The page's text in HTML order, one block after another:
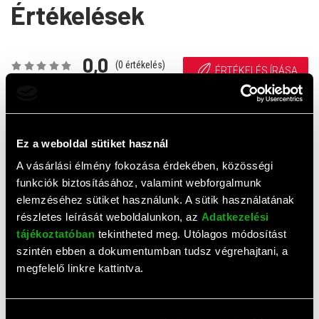
Ez a weboldal sütiket használ
A vásárlási élmény fokozása érdekében, közösségi
funkciók biztosításához, valamint webforgalmunk
elemzéséhez sütiket használunk. A sütik használatának
részletes leírását weboldalunkon, az Adatkezelési
tájékoztatóban tekintheted meg. Utólagos módosítást
szintén ebben a dokumentumban tudsz végrehajtani, a
megfelelő linkre kattintva.
Értékelések
0,0 (0 értékelés) ÉRTÉKELÉS ÍRÁSA
Ehhez a termékhez még nem érkezett értékelés. Legyél te
Top termékek